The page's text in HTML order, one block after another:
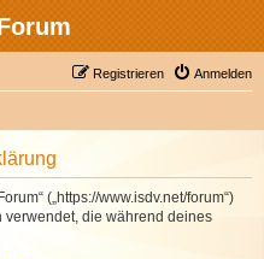
Anmelden
Registrieren
(„https://www.isdv.net/forum“)
verwendet, die während deines